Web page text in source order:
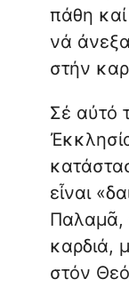
πάθη
νά
στήν
Σέ αὐτό
εἶναι
Παλαμᾶ,
καρδιά,
στόν